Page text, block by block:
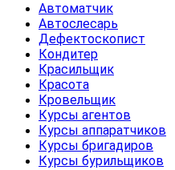
Автоматчик
Автослесарь
Дефектоскопист
Кондитер
Красильщик
Красота
Кровельщик
Курсы агентов
Курсы аппаратчиков
Курсы бригадиров
Курсы бурильщиков